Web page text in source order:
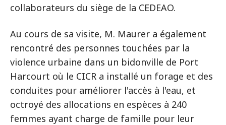
collaborateurs du siège de la CEDEAO.
Au cours de sa visite, M. Maurer a également
rencontré des personnes touchées par la
violence urbaine dans un bidonville de Port
Harcourt où le CICR a installé un forage et des
conduites pour améliorer l'accès à l'eau, et
octroyé des allocations en espèces à 240
femmes ayant charge de famille pour leur